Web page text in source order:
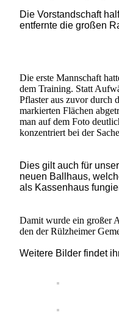
Die Vorstandschaft
entfernte die großen
Die erste Mannschaft
dem Training. Statt
Pflaster aus zuvor durch
markierten Flächen
man auf dem Foto
konzentriert bei der
Dies gilt auch für
neuen Ballhaus,
als Kassenhaus
Damit wurde ein großer
den der Rülzheimer
Weitere Bilder findet